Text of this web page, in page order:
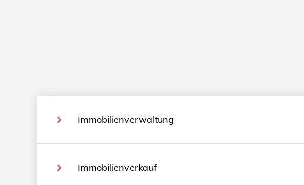
Immobilienverwaltung
Immobilienverkauf